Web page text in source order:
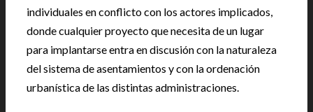
individuales en conflicto con los actores implicados,
donde cualquier proyecto que necesita de un lugar
para implantarse entra en discusión con la naturaleza
del sistema de asentamientos y con la ordenación
urbanística de las distintas administraciones.